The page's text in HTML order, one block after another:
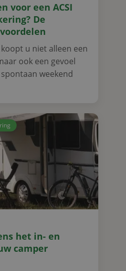
voor een ACSI
De
u niet alleen een
ook een gevoel
weekend
het in- en
camper